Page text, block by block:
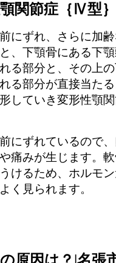
関節症｛Ⅳ型｝
にずれ、さらに加
、下顎骨にある下
る部分と、その上
る部分が直接当た
していき変形性顎
にずれているので
痛みが生じます。
けるため、ホルモ
く見られます。